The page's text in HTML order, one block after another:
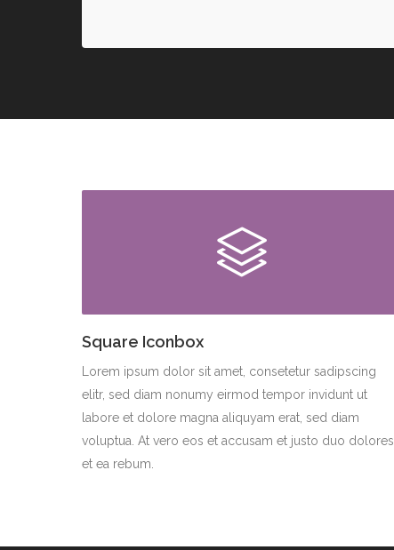
Square Iconbox
Lorem ipsum dolor sit amet, consetetur sadipscing
elitr, sed diam nonumy eirmod tempor invidunt ut
labore et dolore magna aliquyam erat, sed diam
voluptua. At vero eos et accusam et justo duo dolores
et ea rebum.